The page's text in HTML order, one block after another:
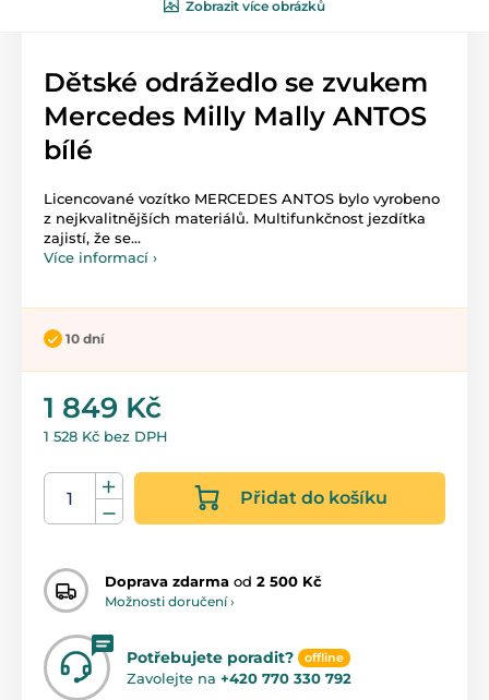
Zobrazit více obrázků
Dětské odrážedlo se zvukem
Mercedes Milly Mally ANTOS
bílé
Licencované vozítko MERCEDES ANTOS bylo vyrobeno
z nejkvalitnějších materiálů. Multifunkčnost jezdítka
zajistí, že se...
Více informací ›
10 dní
1 849 Kč
1 528 Kč bez DPH
Přidat do košíku
Doprava zdarma od 2 500 Kč
Možnosti doručení ›
Potřebujete poradit? offline
Zavolejte na +420 770 330 792